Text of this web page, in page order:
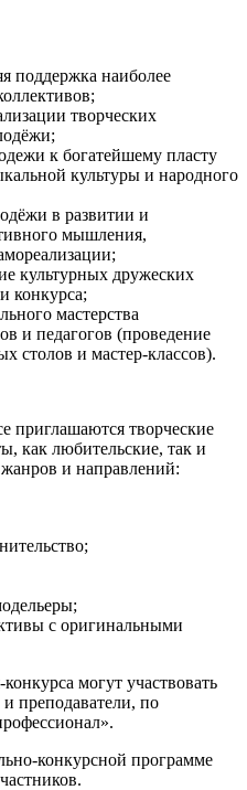
поддержка наиболее
творческих
к богатейшему пласту
культуры и народного
в развитии и
мышления,
культурных дружеских
конкурса;
мастерства
и педагогов (проведение
столов и мастер-классов).
приглашаются творческие
как любительские, так и
и направлений:
с оригинальными
могут участвовать
преподаватели, по
конкурсной программе